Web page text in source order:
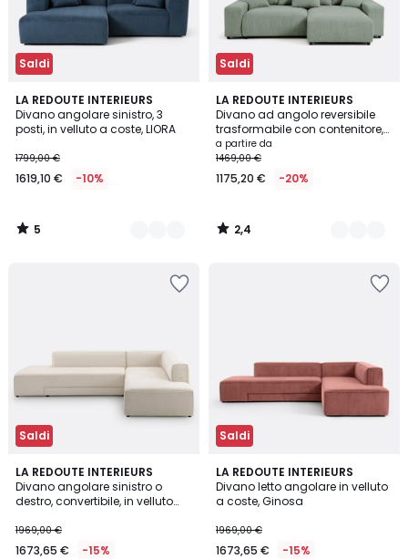
Saldi
LA REDOUTE INTERIEURS
Divano angolare sinistro, 3
posti, in velluto a coste, LIORA
1799,00 €
1619,10 € -10%
5
/
5
5
Colori
5
/
Saldi
LA REDOUTE INTERIEURS
Divano ad angolo reversibile
trasformabile con contenitore,
in velluto a coste, LOMI
a partire da
1469,00 €
1175,20 € -20%
2,4
/ 5
6
Colori
2,4
/
Saldi
LA REDOUTE INTERIEURS
Divano angolare sinistro o
destro, convertibile, in velluto
1969,00 €
1673,65 € -15%
4,5
/ 5
5
Colori
Saldi
LA REDOUTE INTERIEURS
Divano letto angolare in velluto
a coste, Ginosa
1969,00 €
1673,65 € -15%
5
/
5
6
Colori